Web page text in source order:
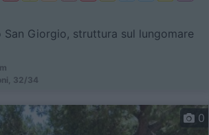
Giorgio, struttura sul lungomare
32/34
0